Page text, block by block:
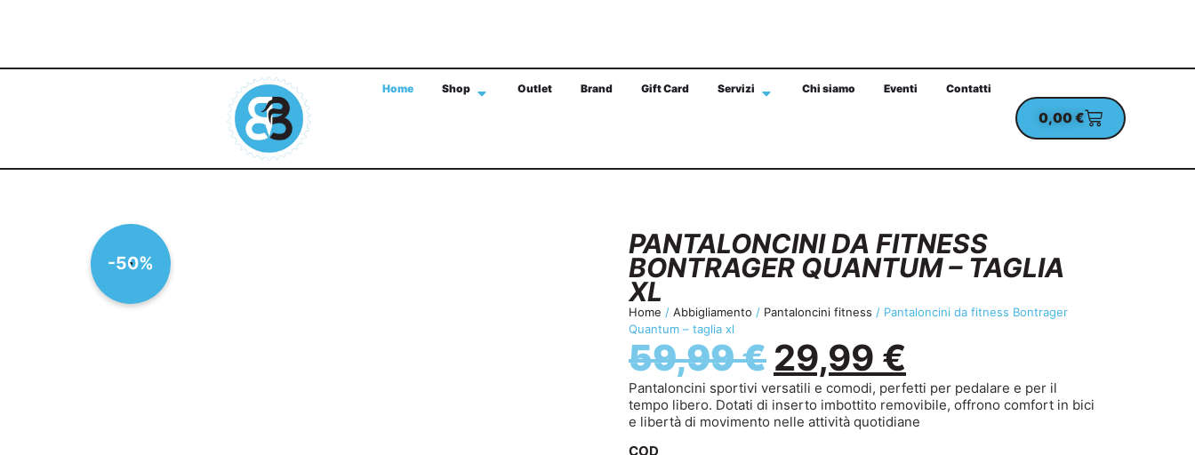
CHECKOUT
0,00€
Home Shop Outlet Brand Gift Card Servizi Chi siamo Eventi Contatti
-50%
PANTALONCINI DA FITNESS
BONTRAGER QUANTUM – TAGLIA
XL
Home / Abbigliamento / Pantaloncini fitness / Pantaloncini da fitness Bontrager
Quantum – taglia xl
59,99€ 29,99 €
Pantaloncini sportivi versatili e comodi, perfetti per pedalare e per il
tempo libero. Dotati di inserto imbottito removibile, offrono comfort in bici
e libertà di movimento nelle attività quotidiane
COD